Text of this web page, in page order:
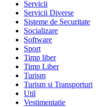
Servicii
Servicii Diverse
Sisteme de Securitate
Socializare
Software
Sport
Timp liber
Timp Liber
Turism
Turism si Transporturi
Util
Vestimentatie